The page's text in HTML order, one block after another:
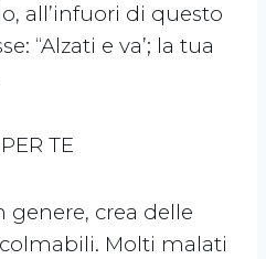
all’infuori di questo
“Alzati e va’; la tua
TE
genere, crea delle
Molti malati